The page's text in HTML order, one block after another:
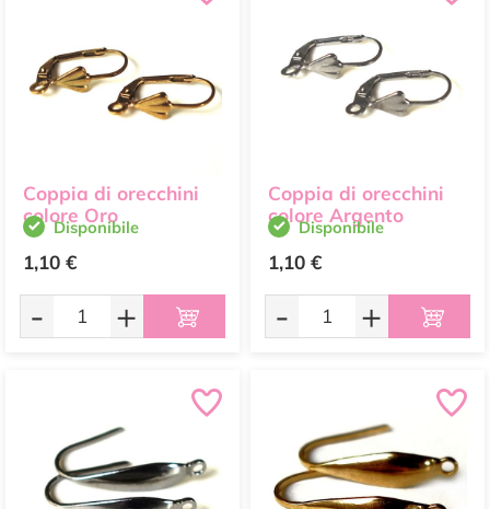
Coppia di orecchini
colore Oro
Disponibile
1,10 €
- +
Coppia di orecchini
colore Argento
Disponibile
1,10 €
- +